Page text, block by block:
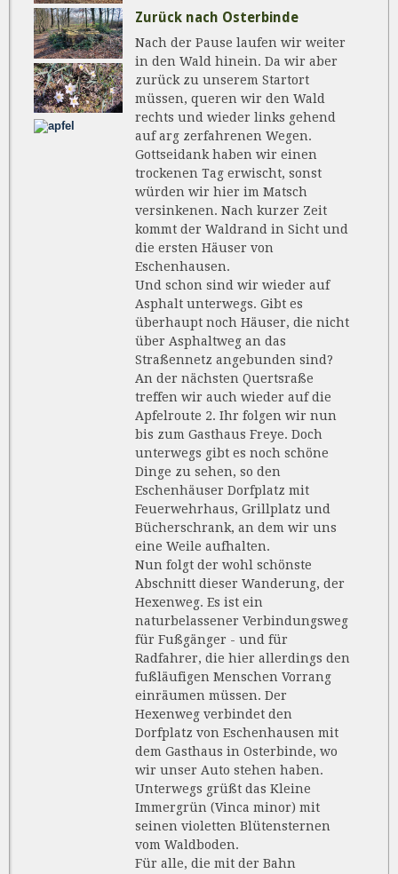
Zurück nach Osterbinde
Nach der Pause laufen wir weiter
in den Wald hinein. Da wir aber
zurück zu unserem Startort
müssen, queren wir den Wald
rechts und wieder links gehend
auf arg zerfahrenen Wegen.
Gottseidank haben wir einen
trockenen Tag erwischt, sonst
würden wir hier im Matsch
versinkenen. Nach kurzer Zeit
kommt der Waldrand in Sicht und
die ersten Häuser von
Eschenhausen.
Und schon sind wir wieder auf
Asphalt unterwegs. Gibt es
überhaupt noch Häuser, die nicht
über Asphaltweg an das
Straßennetz angebunden sind?
An der nächsten Quertsraße
treffen wir auch wieder auf die
Apfelroute 2. Ihr folgen wir nun
bis zum Gasthaus Freye. Doch
unterwegs gibt es noch schöne
Dinge zu sehen, so den
Eschenhäuser Dorfplatz mit
Feuerwehrhaus, Grillplatz und
Bücherschrank, an dem wir uns
eine Weile aufhalten.
Nun folgt der wohl schönste
Abschnitt dieser Wanderung, der
Hexenweg. Es ist ein
naturbelassener Verbindungsweg
für Fußgänger - und für
Radfahrer, die hier allerdings den
fußläufigen Menschen Vorrang
einräumen müssen. Der
Hexenweg verbindet den
Dorfplatz von Eschenhausen mit
dem Gasthaus in Osterbinde, wo
wir unser Auto stehen haben.
Unterwegs grüßt das Kleine
Immergrün (Vinca minor) mit
seinen violetten Blütensternen
vom Waldboden.
Für alle, die mit der Bahn